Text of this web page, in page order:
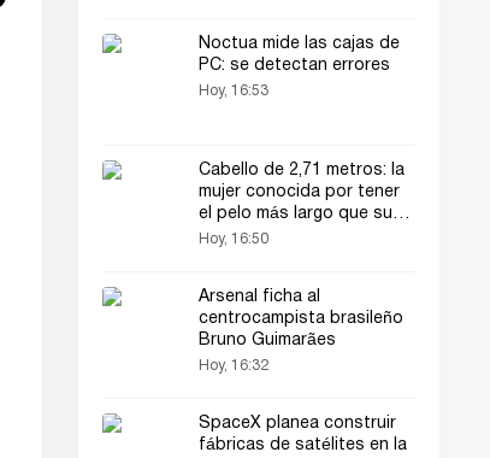
Noctua mide las cajas de
PC: se detectan errores
Hoy, 16:53
Cabello de 2,71 metros: la
mujer conocida por tener
el pelo más largo que su
estatura vuelve a ser
Hoy, 16:50
Arsenal ficha al
centrocampista brasileño
Bruno Guimarães
Hoy, 16:32
SpaceX planea construir
fábricas de satélites en la